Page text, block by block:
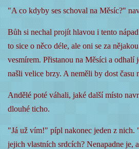
"A co kdyby ses schoval na Měsíc?"
Bůh si nechal projít hlavou i tento
to sice o něco déle, ale oni se za
vesmírem. Přistanou na Měsíci a odhalí
našli velice brzy. A neměli by dost času
Andělé poté váhali, jaké další místo
dlouhé ticho.
"Já už vím!" pípl nakonec jeden z nich.
jejich vlastních srdcích? Nenapadne je,